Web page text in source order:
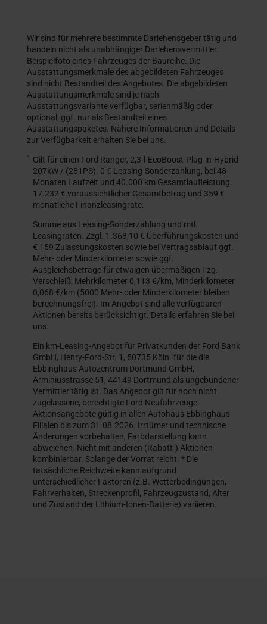
Wir sind für mehrere bestimmte Darlehensgeber tätig und
handeln nicht als unabhängiger Darlehensvermittler.
Beispielfoto eines Fahrzeuges der Baureihe. Die
Ausstattungsmerkmale des abgebildeten Fahrzeuges
sind nicht Bestandteil des Angebotes. Die abgebildeten
Ausstattungsmerkmale sind je nach
Ausstattungsvariante verfügbar, serienmäßig oder
optional, ggf. nur als Bestandteil eines
Ausstattungspaketes. Nähere Informationen und Details
zur Verfügbarkeit erhalten Sie bei uns.
1 Gilt für einen Ford Ranger, 2,3-l-EcoBoost-Plug-in-Hybrid
207kW / (281PS). 0 € Leasing-Sonderzahlung, bei 48
Monaten Laufzeit und 40.000 km Gesamtlaufleistung.
17.232 € voraussichtlicher Gesamtbetrag und 359 €
monatliche Finanzleasingrate.
Summe aus Leasing-Sonderzahlung und mtl.
Leasingraten. Zzgl. 1.368,10 € Überführungskosten und
€ 159 Zulassungskosten sowie bei Vertragsablauf ggf.
Mehr- oder Minderkilometer sowie ggf.
Ausgleichsbeträge für etwaigen übermäßigen Fzg.-
Verschleiß; Mehrkilometer 0,113 €/km, Minderkilometer
0,068 €/km (5000 Mehr- oder Minderkilometer bleiben
berechnungsfrei). Im Angebot sind alle verfügbaren
Aktionen bereits berücksichtigt. Details erfahren Sie bei
uns.
Ein km-Leasing-Angebot für Privatkunden der Ford Bank
GmbH, Henry-Ford-Str. 1, 50735 Köln. für die die
Ebbinghaus Autozentrum Dortmund GmbH,
Arminiusstrasse 51, 44149 Dortmund als ungebundener
Vermittler tätig ist. Das Angebot gilt für noch nicht
zugelassene, berechtigte Ford Neufahrzeuge.
Aktionsangebote gültig in allen Autohaus Ebbinghaus
Filialen bis zum 31.08.2026. Irrtümer und technische
Änderungen vorbehalten, Farbdarstellung kann
abweichen. Nicht mit anderen (Rabatt-) Aktionen
kombinierbar. Solange der Vorrat reicht. * Die
tatsächliche Reichweite kann aufgrund
unterschiedlicher Faktoren (z.B. Wetterbedingungen,
Fahrverhalten, Streckenprofil, Fahrzeugzustand, Alter
und Zustand der Lithium-Ionen-Batterie) variieren.